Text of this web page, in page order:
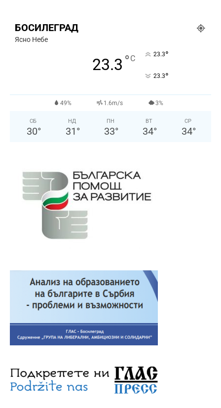
БОСИЛЕГРАД
Ясно Небе
23.3 °C 23.3°
23.3°
49% 1.6m/s 3%
СБ
30°
НД
31 °
ПН
33°
ВТ
34°
СР
34°